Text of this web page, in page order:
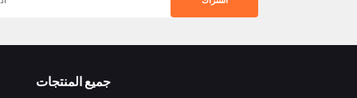
جميع المنتجات